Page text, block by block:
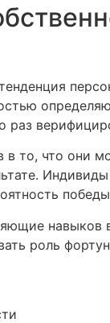
раз
что они
роль